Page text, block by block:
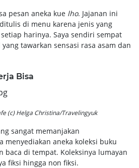
pesan aneka kue lho. Jajanan ini
di menu karena jenis yang
harinya. Saya sendiri sempat
tawarkan sensasi rasa asam dan
Bisa
(c) Helga Christina/Travelingyuk
sangat memanjakan
menyediakan aneka koleksi buku
di tempat. Koleksinya lumayan
fiksi hingga non fiksi.